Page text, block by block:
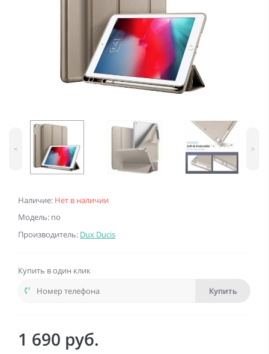
Наличие: Нет в наличии
Модель: no
Производитель: Dux Ducis
< >
Купить в один клик
Купить
1 690 руб.